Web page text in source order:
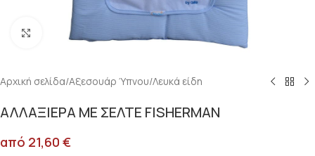
Κλικ για μεγέθυνση
Αρχική σελίδα/Αξεσουάρ Ύπνου/Λευκά είδη
ΑΛΛΑΞΙΕΡΑ ΜΕ ΣΕΛΤΕ FISHERMAN
από 21,60 €